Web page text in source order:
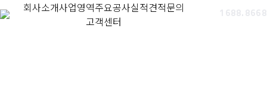
회사소개사업영역주요공사실적견적문의
고객센터